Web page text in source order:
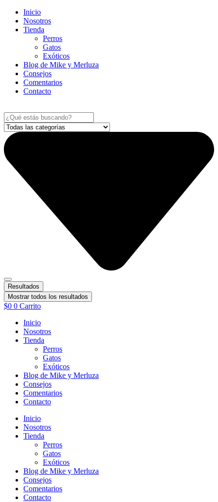
Inicio
Nosotros
Tienda
Perros
Gatos
Exóticos
Blog de Mike y Merluza
Consejos
Comentarios
Contacto
Search
...
Resultados
Mostrar todos los resultados
$0 0 Carrito
Inicio
Nosotros
Tienda
Perros
Gatos
Exóticos
Blog de Mike y Merluza
Consejos
Comentarios
Contacto
Inicio
Nosotros
Tienda
Perros
Gatos
Exóticos
Blog de Mike y Merluza
Consejos
Comentarios
Contacto